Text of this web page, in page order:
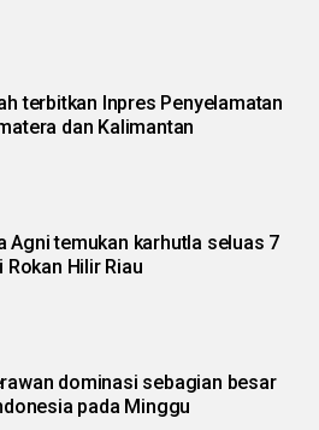
terbitkan Inpres Penyelamatan
dan Kalimantan
Agni temukan karhutla seluas 7
Rokan Hilir Riau
dominasi sebagian besar
pada Minggu